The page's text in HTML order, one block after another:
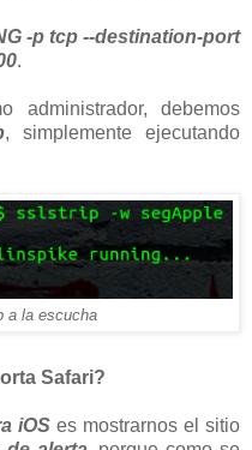
-p tcp --destination-port
.
administrador, debemos
, simplemente ejecutando
a la escucha
Safari?
iOSes mostrarnos el sitio